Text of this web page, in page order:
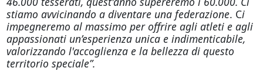
stiamo avvicinando a diventare una federazione. Ci
impegneremo al massimo per offrire agli atleti e agli
appassionati un’esperienza unica e indimenticabile,
valorizzando l'accoglienza e la bellezza di questo
territorio speciale”.